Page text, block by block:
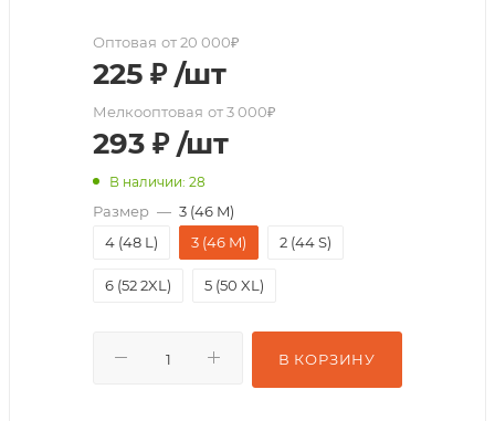
Оптовая от 20 000₽
225 ₽ /шт
Мелкооптовая от 3 000₽
293 ₽ /шт
В наличии: 28
Размер — 3 (46 M)
4 (48 L)
3 (46 M) 2 (44 S)
6 (52 2XL) 5 (50 XL)
В КОРЗИНУ